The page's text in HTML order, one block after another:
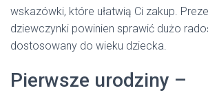
wskazówki, które ułatwią Ci zakup.
dziewczynki powinien sprawić dużo
dostosowany do wieku dziecka.
Pierwsze urodziny –